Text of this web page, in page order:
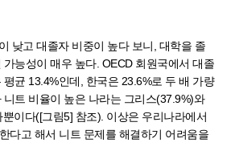
낮고 대졸자 비중이 높다 보니, 대학을 졸
능성이 매우 높다. OECD 회원국에서 대졸
균 13.4%인데, 한국은 23.6%로 두 배 가량
트 비율이 높은 나라는 그리스(37.9%)와
이다([그림5] 참조). 이상은 우리나라에서
다고 해서 니트 문제를 해결하기 어려움을